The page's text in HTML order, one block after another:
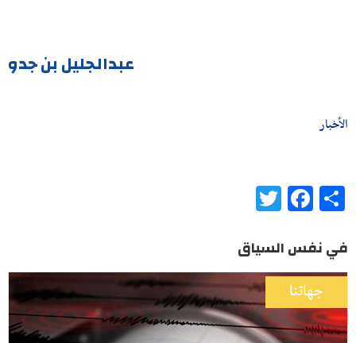
عبدالجليل بن جدو
الأخبار
Share
Facebook
في نفس السياق
جهاتنا